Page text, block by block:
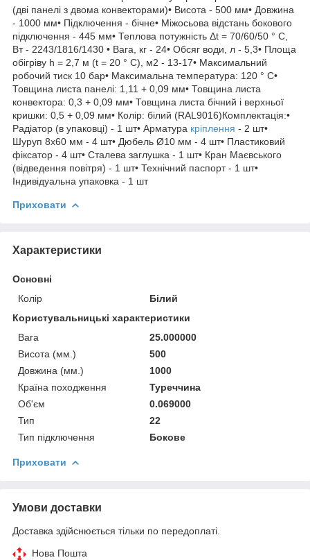
(дві панелі з двома конвекторами)• Висота - 500 мм• Довжина
- 1000 мм• Підключення - бічне• Міжосьова відстань бокового
підключення - 445 мм• Теплова потужність Δt = 70/60/50 ° C,
Вт - 2243/1816/1430 • Вага, кг - 24• Обсяг води, л - 5,3• Площа
обігріву h = 2,7 м (t = 20 ° C), м2 - 13-17• Максимальний
робочий тиск 10 бар• Максимальна температура: 120 ° С•
Товщина листа панелі: 1,11 + 0,09 мм• Товщина листа
конвектора: 0,3 + 0,09 мм• Товщина листа бічний і верхньої
кришки: 0,5 + 0,09 мм• Колір: білий (RAL9016)Комплектація:•
Радіатор (в упаковці) - 1 шт• Арматура кріплення - 2 шт•
Шуруп 8х60 мм - 4 шт• Дюбель Ø10 мм - 4 шт• Пластиковий
фіксатор - 4 шт• Сталева заглушка - 1 шт• Кран Маєвського
(відведення повітря) - 1 шт• Технічний паспорт - 1 шт•
Індивідуальна упаковка - 1 шт
Приховати
Характеристики
Основні
Колір
Білий
Користувальницькі характеристики
Вага
25.000000
Висота (мм.)
500
Довжина (мм.)
1000
Країна походження
Туреччина
Об'єм
0.069000
Тип
22
Тип підключення
Бокове
Приховати
Умови доставки
Доставка здійснюється тільки по передоплаті.
Нова Пошта